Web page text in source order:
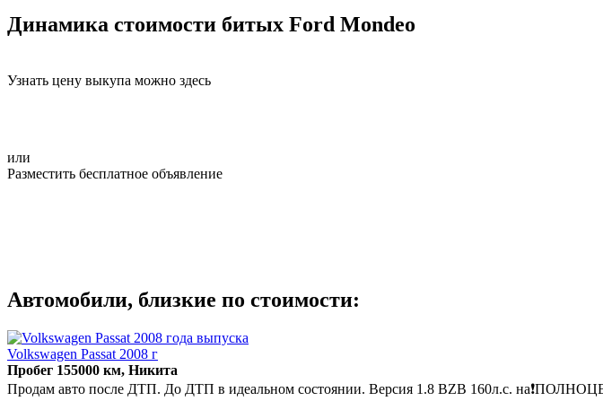
Динамика стоимости битых Ford Mondeo
Узнать цену выкупа можно здесь
или
Разместить бесплатное объявление
Автомобили, близкие по стоимости:
Volkswagen Passat 2008 г
Пробег 155000 км, Никита
Продам авто после ДТП. До ДТП в идеальном состоянии. Версия 1.8 BZB 160л.с.